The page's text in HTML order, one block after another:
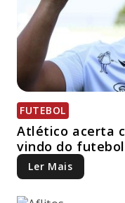
FUTEBOL
Atlético acerta
vindo do
Ler Mais